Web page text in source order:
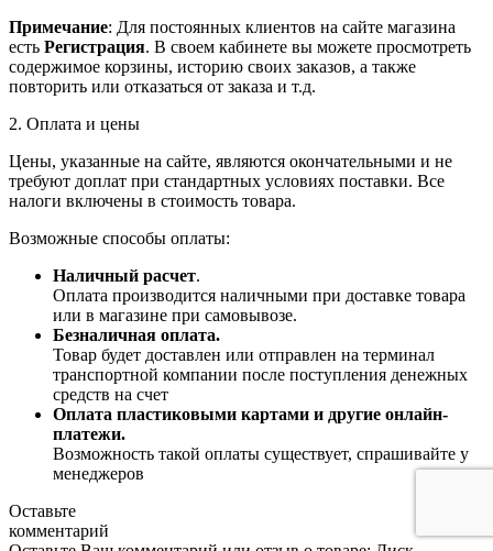
Примечание: Для постоянных клиентов на сайте магазина
есть Регистрация. В своем кабинете вы можете просмотреть
содержимое корзины, историю своих заказов, а также
повторить или отказаться от заказа и т.д.
2. Оплата и цены
Цены, указанные на сайте, являются окончательными и не
требуют доплат при стандартных условиях поставки. Все
налоги включены в стоимость товара.
Возможные способы оплаты:
Наличный расчет.
Оплата производится наличными при доставке товара
или в магазине при самовывозе.
Безналичная оплата.
Товар будет доставлен или отправлен на терминал
транспортной компании после поступления денежных
средств на счет
Оплата пластиковыми картами и другие онлайн-
платежи.
Возможность такой оплаты существует, спрашивайте у
менеджеров
Оставьте
комментарий